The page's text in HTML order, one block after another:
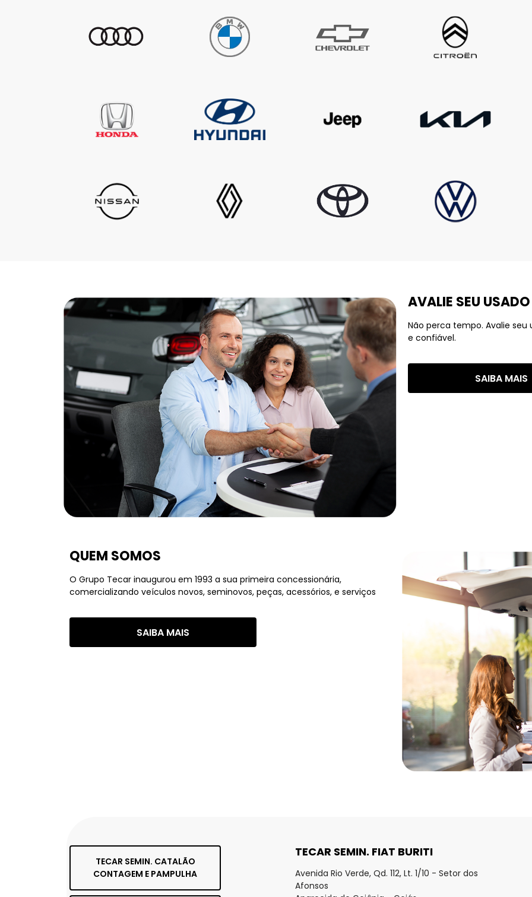
AVALIE SEU USADO
Não perca tempo. Avalie
e confiável.
SAIBA MAIS
QUEM SOMOS
O Grupo Tecar inaugurou em 1993 a sua primeira concessionária,
comercializando veículos novos, seminovos, peças, acessórios, e serviços
SAIBA MAIS
TECAR SEMIN. CATALÃO
CONTAGEM E PAMPULHA
TECAR SEMIN. FIAT BURITI
Avenida Rio Verde, Qd. 112, Lt. 1/10 - Setor dos
Afonsos